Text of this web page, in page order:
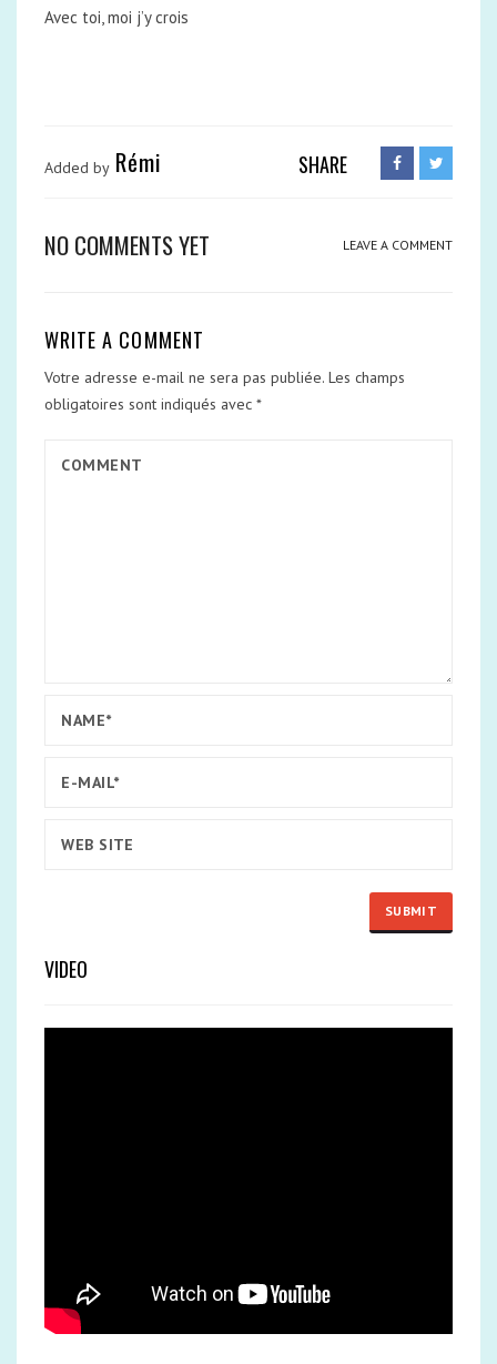
Avec toi, moi j’y crois
Added by Rémi SHARE
NO COMMENTS YET LEAVE A COMMENT
WRITE A COMMENT
Votre adresse e-mail ne sera pas publiée. Les champs
obligatoires sont indiqués avec *
VIDEO